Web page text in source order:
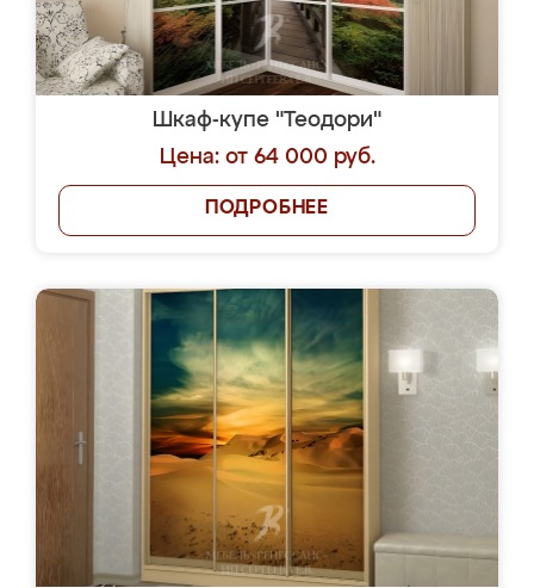
Шкаф-купе "Теодори"
Цена: от 64 000 руб.
ПОДРОБНЕЕ